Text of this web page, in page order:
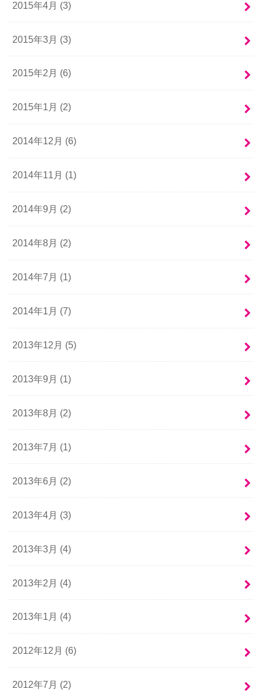
2015年4月 (3)
2015年3月 (3)
2015年2月 (6)
2015年1月 (2)
2014年12月 (6)
2014年11月 (1)
2014年9月 (2)
2014年8月 (2)
2014年7月 (1)
2014年1月 (7)
2013年12月 (5)
2013年9月 (1)
2013年8月 (2)
2013年7月 (1)
2013年6月 (2)
2013年4月 (3)
2013年3月 (4)
2013年2月 (4)
2013年1月 (4)
2012年12月 (6)
2012年7月 (2)